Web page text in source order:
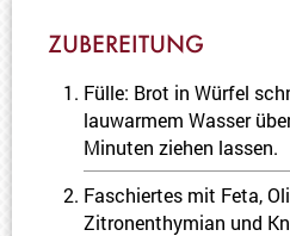
ZUBEREITUNG
Fülle: Brot in Würfel
lauwarmem Wasser
Minuten ziehen lassen.
Faschiertes mit Feta,
Zitronenthymian und